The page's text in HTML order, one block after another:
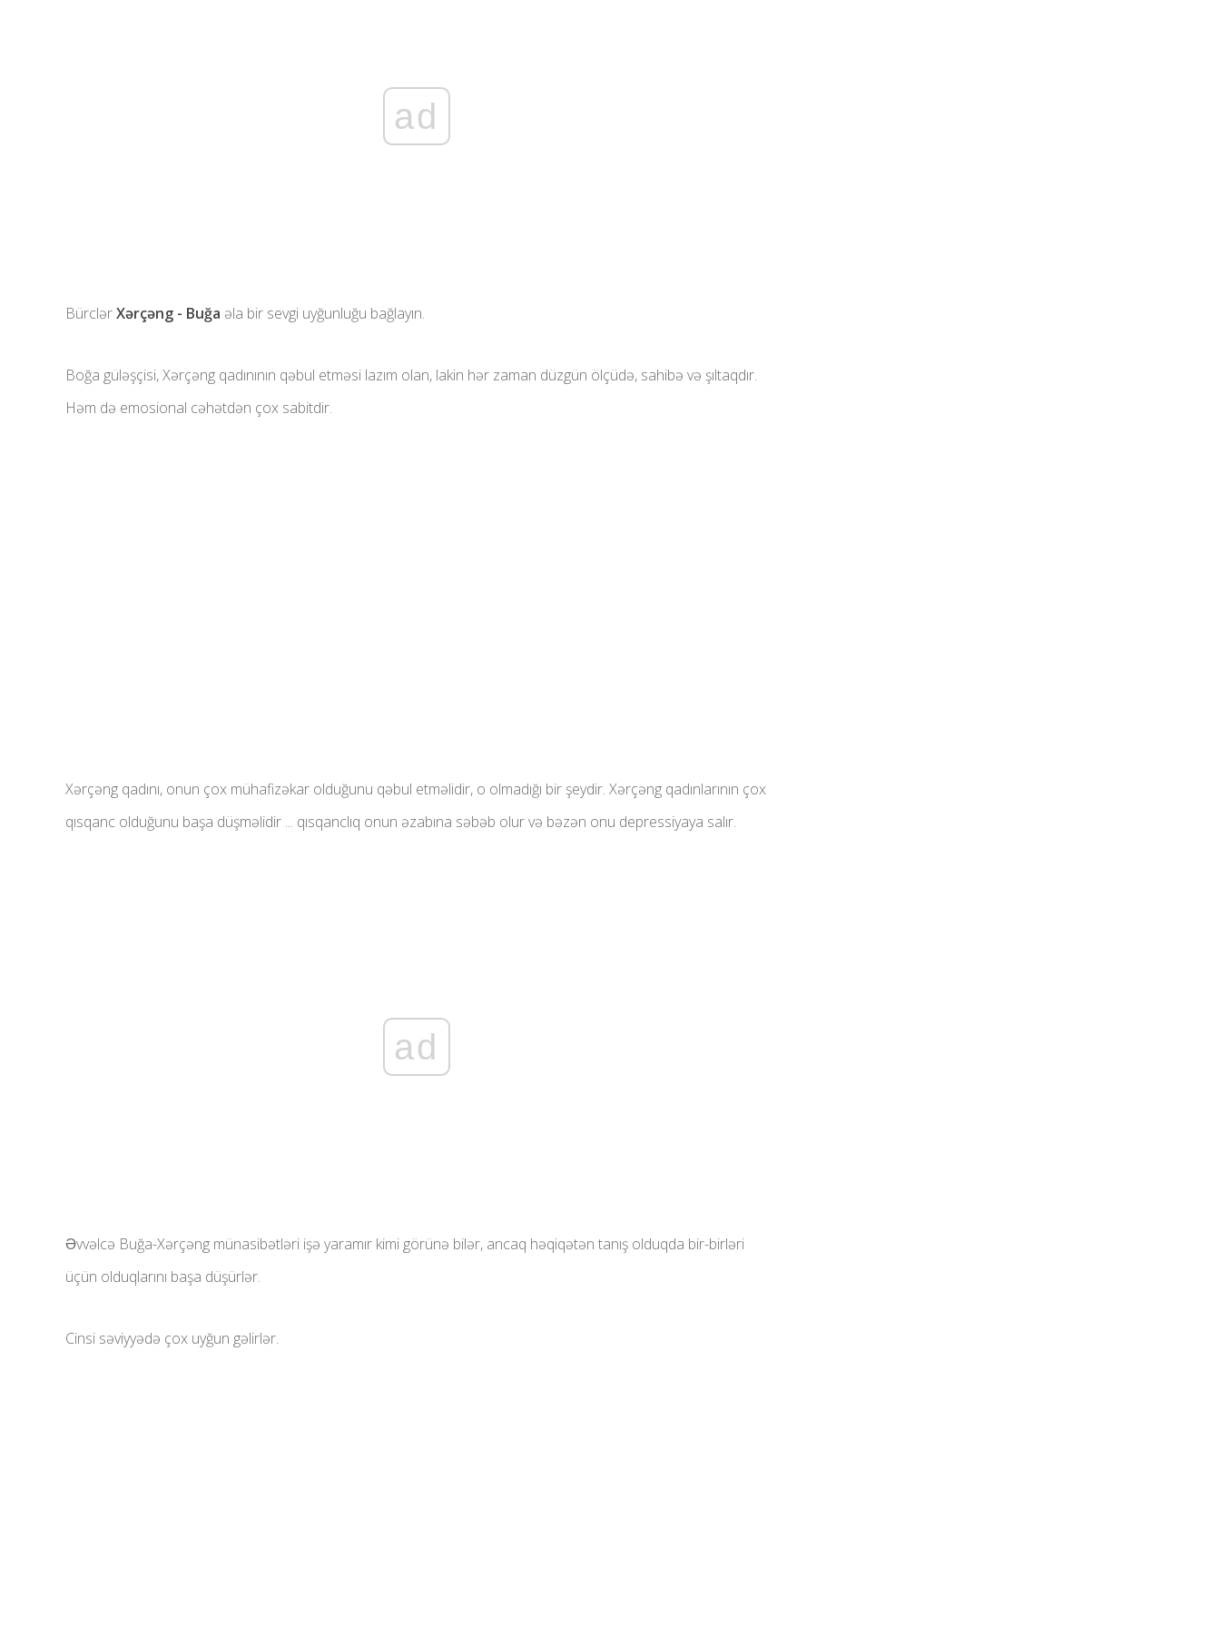
ad
BürclərXərçəng - Buğa əla bir sevgi uyğunluğu bağlayın.
Boğa güləşçisi, Xərçəng qadınının qəbul etməsi lazım olan, lakin hər zaman düzgün ölçüdə, sahibə və şıltaqdır.
Həm də emosional cəhətdən çox sabitdir.
Xərçəng qadını, onun çox mühafizəkar olduğunu qəbul etməlidir, o olmadığı bir şeydir. Xərçəng qadınlarının çox
qısqanc olduğunu başa düşməlidir ... qısqanclıq onun əzabına səbəb olur və bəzən onu depressiyaya salır.
ad
Əvvəlcə Buğa-Xərçəng münasibətləri işə yaramır kimi görünə bilər, ancaq həqiqətən tanış olduqda bir-birləri
üçün olduqlarını başa düşürlər.
Cinsi səviyyədə çox uyğun gəlirlər.